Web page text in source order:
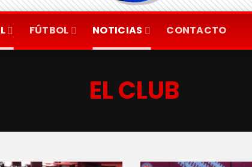
FÚTBOL NOTICIAS CONTACTO
EL CLUB